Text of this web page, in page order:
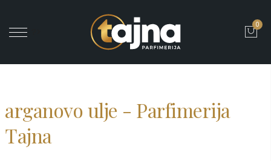
0
arganovo ulje - Parfimerija
Tajna